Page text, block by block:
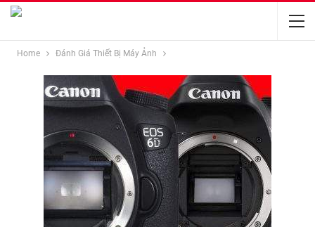
Home Đánh Giá Thiết Bị Máy Ảnh